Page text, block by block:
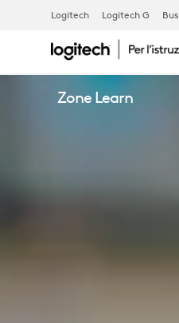
ZONE
CON
Logitech Logitech G
Zone Learn